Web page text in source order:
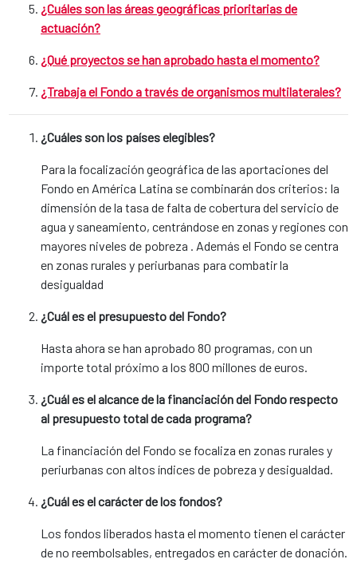
¿Cuáles son las áreas geográficas prioritarias de
actuación?
¿Qué proyectos se han aprobado hasta el momento?
¿Trabaja el Fondo a través de organismos multilaterales?
¿Cuáles son los países elegibles?
Para la focalización geográfica de las aportaciones del
Fondo en América Latina se combinarán dos criterios: la
dimensión de la tasa de falta de cobertura del servicio de
agua y saneamiento, centrándose en zonas y regiones con
mayores niveles de pobreza . Además el Fondo se centra
en zonas rurales y periurbanas para combatir la
desigualdad
¿Cuál es el presupuesto del Fondo?
Hasta ahora se han aprobado 80 programas, con un
importe total próximo a los 800 millones de euros.
¿Cuál es el alcance de la financiación del Fondo respecto
al presupuesto total de cada programa?
La financiación del Fondo se focaliza en zonas rurales y
periurbanas con altos índices de pobreza y desigualdad.
¿Cuál es el carácter de los fondos?
Los fondos liberados hasta el momento tienen el carácter
de no reembolsables, entregados en carácter de donación.